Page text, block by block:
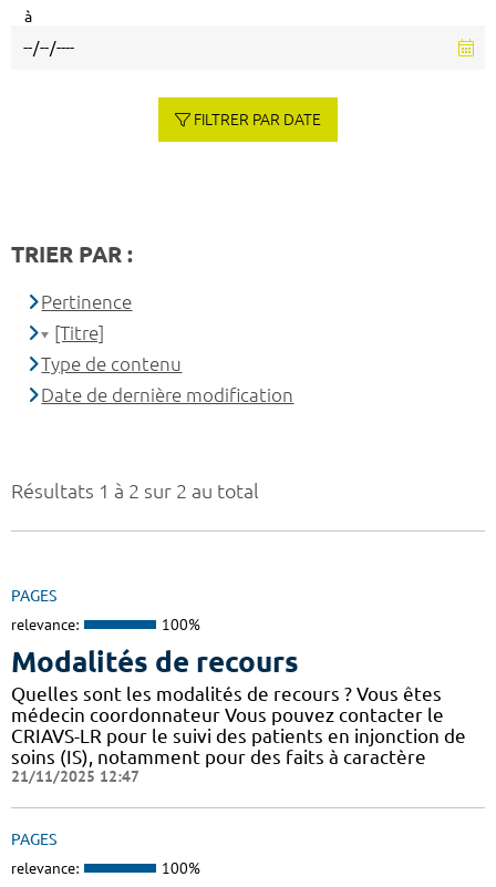
Résultats 1 à 2 sur 2 au total
PAGES
relevance: 100%
Modalités de recours
Quelles sont les modalités de recours ? Vous êtes
médecin coordonnateur Vous pouvez contacter le
CRIAVS-LR pour le suivi des patients en injonction de
soins (IS), notamment pour des faits à caractère
21/11/2025 12:47
PAGES
relevance: 100%
à
FILTRER PAR DATE
TRIER PAR :
Pertinence
[Titre]
Type de contenu
Date de dernière modification